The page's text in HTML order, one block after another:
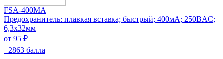
FSA-400MA
Предохранитель: плавкая вставка; быстрый; 400мА; 250ВAC;
6,3x32мм
от 95 ₽
+2863 балла